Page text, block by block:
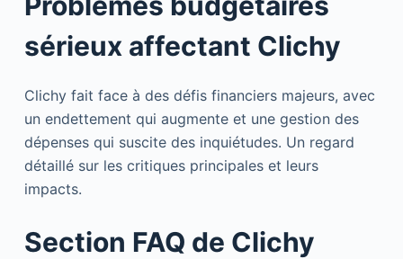
sérieux affectant Clichy
Clichy fait face à des défis financiers majeurs, avec
un endettement qui augmente et une gestion des
dépenses qui suscite des inquiétudes. Un regard
détaillé sur les critiques principales et leurs
impacts.
Section FAQ de Clichy